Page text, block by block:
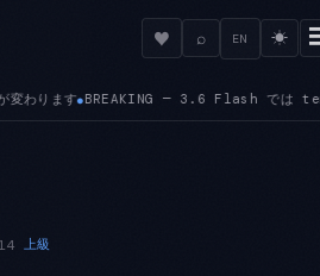
♥ ⌕ EN ☀
temperature・top-K・top-P のカスタ
上級